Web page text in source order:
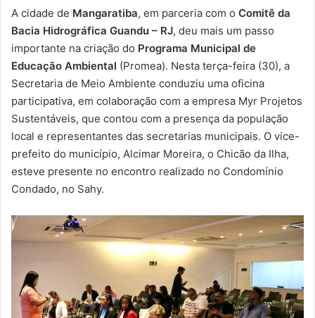
e
-
m
a
A cidade de Mangaratiba, em parceria com o Comitê da
Bacia Hidrográfica Guandu – RJ, deu mais um passo
importante na criação do Programa Municipal de
Educação Ambiental (Promea). Nesta terça-feira (30), a
Secretaria de Meio Ambiente conduziu uma oficina
participativa, em colaboração com a empresa Myr Projetos
Sustentáveis, que contou com a presença da população
local e representantes das secretarias municipais. O vice-
prefeito do município, Alcimar Moreira, o Chicão da Ilha,
esteve presente no encontro realizado no Condomínio
Condado, no Sahy.